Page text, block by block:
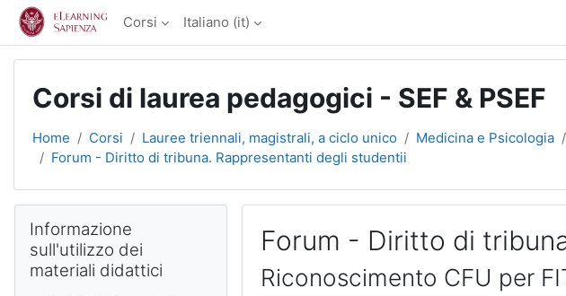
Vai al contenuto principale
Corsi Italiano ‎(it)‎
Corsi di laurea pedagogici - SEF & PSEF
Home Corsi Lauree triennali, magistrali, a ciclo unico Medicina e Psicologia
Forum - Diritto di tribuna. Rappresentanti degli studentii
Forum - Diritto di
Riconoscimento CFU per
Blocchi
Informazione
sull'utilizzo dei
materiali didattici